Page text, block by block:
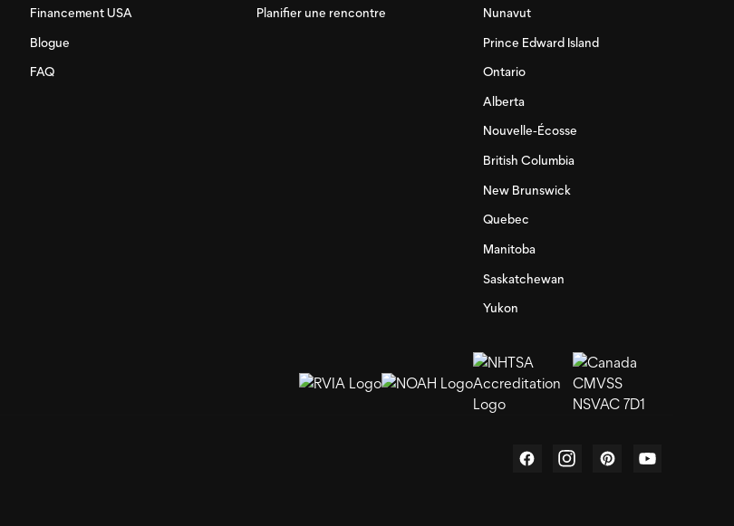
Financement USA
Blogue
FAQ
Planifier une rencontre
Nunavut
Prince Edward Island
Ontario
Alberta
Nouvelle-Écosse
British Columbia
New Brunswick
Quebec
Manitoba
Saskatchewan
Yukon